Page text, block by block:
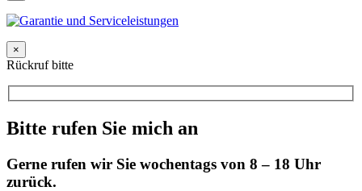
×
Rückruf bitte
Bitte rufen Sie mich an
Gerne rufen wir Sie wochentags von 8 – 18 Uhr
zurück.